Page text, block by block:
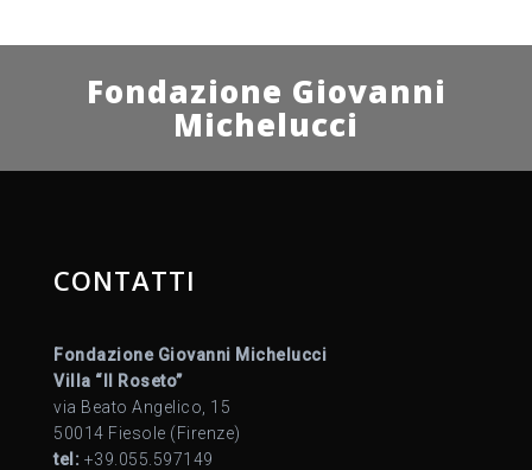
Fondazione Giovanni
Michelucci
CONTATTI
Fondazione Giovanni Michelucci
Villa “Il Roseto”
via Beato Angelico, 15
50014 Fiesole (Firenze)
tel: +39.055.597149